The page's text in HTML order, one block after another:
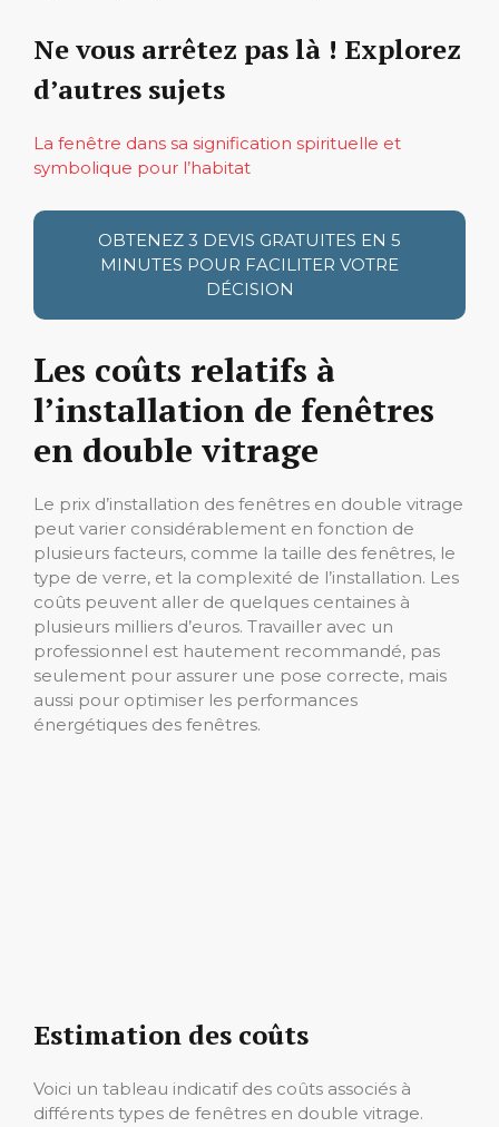
Ne vous arrêtez pas là ! Explorez
d’autres sujets
La fenêtre dans sa signification spirituelle et
symbolique pour l’habitat
OBTENEZ 3 DEVIS GRATUITES EN 5
MINUTES POUR FACILITER VOTRE
DÉCISION
Les coûts relatifs à
l’installation de fenêtres
en double vitrage
Le prix d’installation des fenêtres en double vitrage
peut varier considérablement en fonction de
plusieurs facteurs, comme la taille des fenêtres, le
type de verre, et la complexité de l’installation. Les
coûts peuvent aller de quelques centaines à
plusieurs milliers d’euros. Travailler avec un
professionnel est hautement recommandé, pas
seulement pour assurer une pose correcte, mais
aussi pour optimiser les performances
énergétiques des fenêtres.
Estimation des coûts
Voici un tableau indicatif des coûts associés à
différents types de fenêtres en double vitrage.